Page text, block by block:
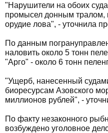
"Нарушители на обоих
промысел донным тралом,
орудие лова", - уточнила
По данным
наловить около 5 тонн
"Арго" - около 6 тонн
"Ущерб, нанесенный
биоресурсам Азовского
миллионов рублей", -
По факту незаконного
возбуждено уголовное